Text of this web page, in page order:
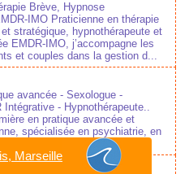
Brève, Hypnose
IMO Praticienne en thérapie
stratégique, hypnothérapeute et
EMDR-IMO, j’accompagne les
et couples dans la gestion d...
avancée - Sexologue -
Intégrative - Hypnothérapeute..
en pratique avancée et
spécialisée en psychiatrie, en
sexuelle. Elle exerc...
Marseille